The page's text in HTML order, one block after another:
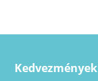
Kedvezmények